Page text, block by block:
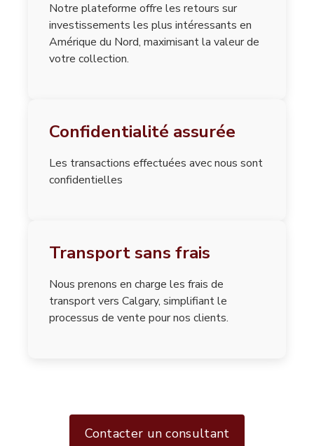
Notre plateforme offre les retours sur
investissements les plus intéressants en
Amérique du Nord, maximisant la valeur de
votre collection.
Confidentialité assurée
Les transactions effectuées avec nous sont
confidentielles
Transport sans frais
Nous prenons en charge les frais de
transport vers Calgary, simplifiant le
processus de vente pour nos clients.
Contacter un consultant